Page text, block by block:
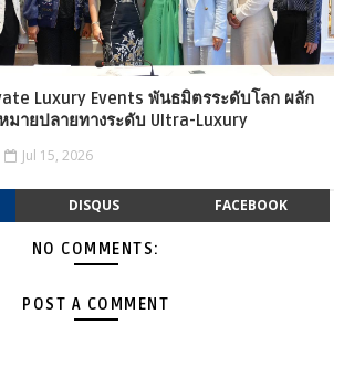
Luxury Events พันธมิตรระดับโลก ผลัก
มายปลายทางระดับ Ultra-Luxury
Jul 15, 2026
DISQUS FACEBOOK
NO COMMENTS:
POST A COMMENT